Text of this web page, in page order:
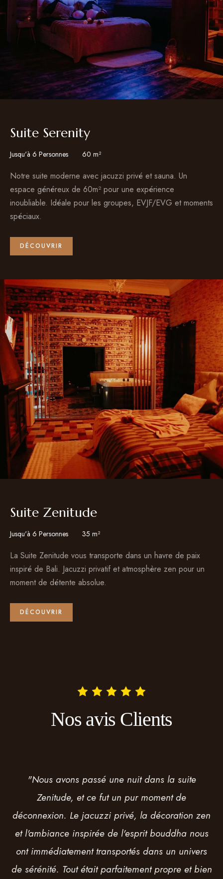
Suite Serenity
Jusqu'à 6 Personnes 60 m²
Notre suite moderne avec jacuzzi privé et sauna. Un
espace généreux de 60m² pour une expérience
inoubliable. Idéale pour les groupes, EVJF/EVG et moments
spéciaux.
DÉCOUVRIR
Suite Zenitude
Jusqu'à 6 Personnes 35 m²
La Suite Zenitude vous transporte dans un havre de paix
inspiré de Bali. Jacuzzi privatif et atmosphère zen pour un
moment de détente absolue.
DÉCOUVRIR
Nos avis Clients
"J'ai réservé la suite Serenity pour une surprise, et
le résultat a dépassé toutes mes attentes. Le
jacuzzi et le sauna étaient impeccables, et les
peignoirs ainsi que la douche italienne
apportaient une touche de luxe supplémentaire.
Mention spéciale pour la terrasse, parfaite pour